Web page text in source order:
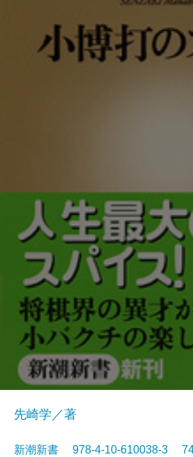
先崎学／著
新潮新書 978-4-10-610038-3